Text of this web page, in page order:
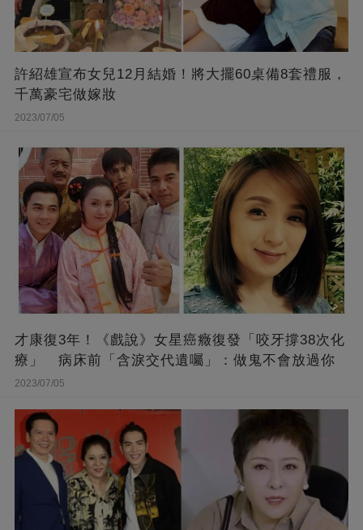
許紹雄宣布女兒12月結婚！將大擺60桌備8套禮服，
千萬豪宅做嫁妝
2023/07/05
才康復3年！《戲說》女星癌癥復發「咬牙撐38次化
療」 病床前「含淚交代遺囑」：做鬼不會放過你
2023/07/05